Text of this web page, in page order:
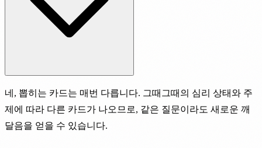
네, 뽑히는 카드는 매번 다릅니다. 그때그때의 심리 상태와 주
제에 따라 다른 카드가 나오므로, 같은 질문이라도 새로운 깨
달음을 얻을 수 있습니다.